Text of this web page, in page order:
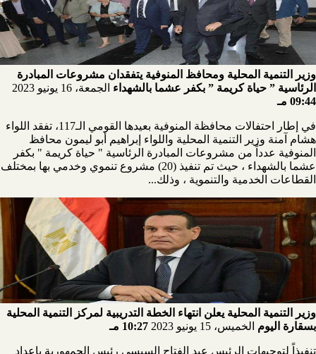
وزير التنمية المحلية ومحافظ المنوفية يتفقدان مشروعات المبادرة
الرئاسية ” حياة كريمة ” بكفر عشما بالشهداء الجمعة، 16 يونيو 2023
09:44 مـ
في إطار احتفالات محافظة المنوفية بعيدها القومي الـ117، تفقد اللواء
هشام آمنة وزير التنمية المحلية واللواء إبراهيم أبو ليمون محافظ
المنوفية عدداً من مشروعات المبادرة الرئاسية " حياة كريمة " بكفر
عشما بالشهداء ، حيث تم تنفيذ (20) مشروع تنموي وخدمي بها بمختلف
القطاعات الخدمية والتنموية ، وذلك...
وزير التنمية المحلية يعلن انتهاء الخطة التدريبية لمركز التنمية المحلية
بسقارة اليوم الخميس، 15 يونيو 2023 10:27 مـ
تنفيذاً لتوجيهات الرئيس عبد الفتاح السيسي رئيس الجمهورية بإعداد